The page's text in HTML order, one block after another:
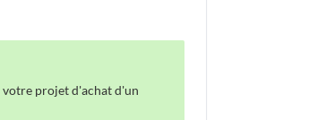
votre projet d'achat d'un